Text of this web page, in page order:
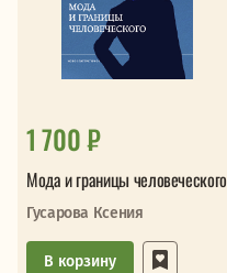
1 700 ₽
Мода и границы человеческого
Гусарова Ксения
В корзину